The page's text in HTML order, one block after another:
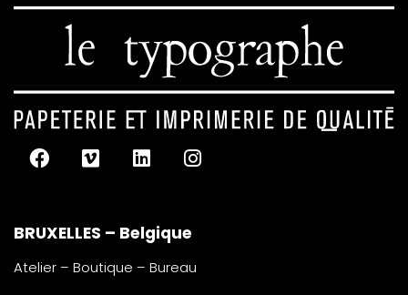
BRUXELLES – Belgique
Atelier – Boutique – Bureau